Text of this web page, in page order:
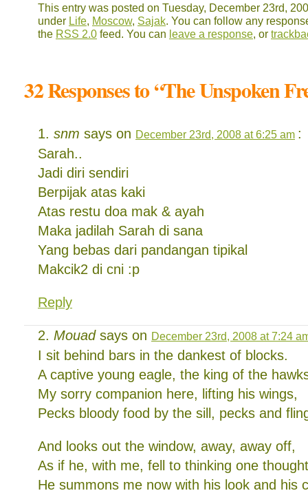
This entry was posted on Tuesday, December 23rd,
under Life Moscow, Sajak . You can follow any
the RSS 2.0 feed. You can leave a response , or
32 Responses to “The Unspoken
snm says on December 23rd, 2008 at 6:25 am :
Sarah..
Jadi diri sendiri
Berpijak atas kaki
Atas restu doa mak & ayah
Maka jadilah Sarah di sana
Yang bebas dari pandangan tipikal
Makcik2 di cni :p
Reply
Mouadsays on December 23rd, 2008 at 7:24
I sit behind bars in the dankest of blocks.
A captive young eagle, the king of the
My sorry companion here, lifting his wings,
Pecks bloody food by the sill, pecks and
And looks out the window, away, away off,
As if he, with me, fell to thinking one
He summons me now with his look and his